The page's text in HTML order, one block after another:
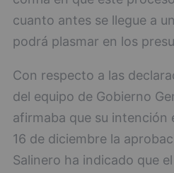
cuanto antes se llegue a
podrá plasmar en los
Con respecto a las
del equipo de Gobierno
afirmaba que su intención
16 de diciembre la
Salinero ha indicado que